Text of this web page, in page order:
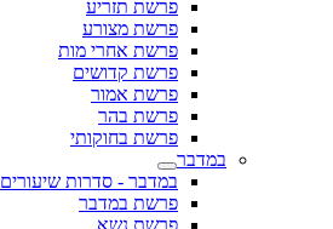
פרשת תזריע
פרשת מצורע
פרשת אחרי מות
פרשת קדושים
פרשת אמור
פרשת בהר
פרשת בחוקותי
במדבר
במדבר - סדרות שיעורים
פרשת במדבר